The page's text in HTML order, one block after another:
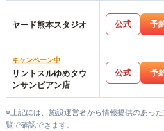
ヤード熊本スタジオ 公式 予
キャンペーン中
リントスルゆめタウ
ンサンピアン店
公式 予
※上記には、施設運営者から情報提供のあっ
覧で確認できます。